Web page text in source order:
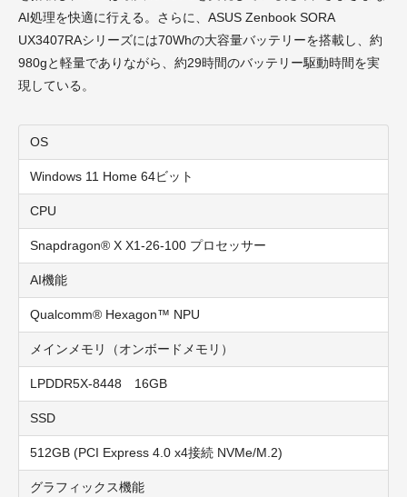
AI処理を快適に行える。さらに、ASUS Zenbook SORA
UX3407RAシリーズには70Whの大容量バッテリーを搭載し、約
980gと軽量でありながら、約29時間のバッテリー駆動時間を実
現している。
OS
Windows 11 Home 64ビット
CPU
Snapdragon® X X1-26-100 プロセッサー
AI機能
Qualcomm® Hexagon™ NPU
メインメモリ（オンボードメモリ）
LPDDR5X-8448 16GB
SSD
512GB (PCI Express 4.0 x4接続 NVMe/M.2)
グラフィックス機能